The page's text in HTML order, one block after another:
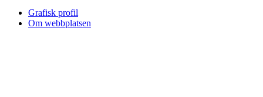
Grafisk profil
Om webbplatsen